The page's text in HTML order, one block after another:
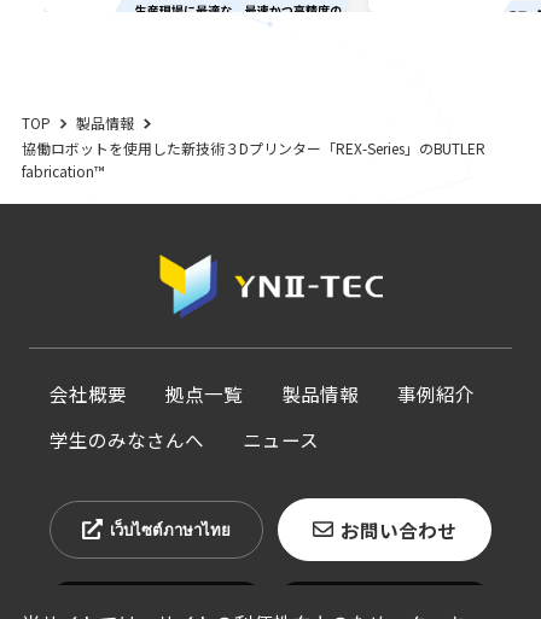
TOP
製品情報
協働ロボットを使用した新技術３Dプリンター「REX-Series」のBUTLER
fabrication™
会社概要 拠点一覧 製品情報
事例紹介
学生のみなさんへ
ニュース
เว็บไซต์ภาษาไทย お問い合わせ